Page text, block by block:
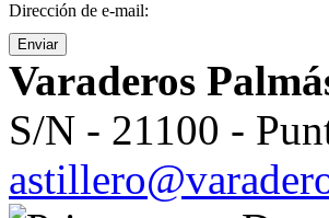
Dirección de e-mail:
Enviar
Varaderos
S/N - 21100 -